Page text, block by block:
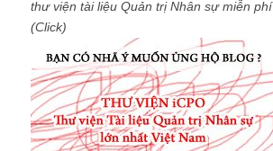
thư viện tài liệu Quản trị Nhân sự miễn phí
(Click)